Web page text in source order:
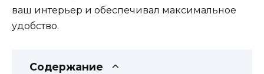
ваш интерьер и обеспечивал максимальное
удобство.
Содержание